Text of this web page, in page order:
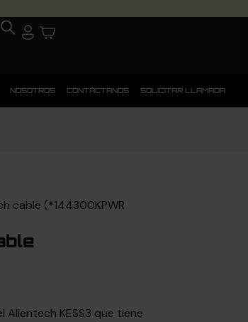
NOSOTROS CONTÁCTANOS SOLICITAR LLAMADA
cable (*144300KPWR
Alientech KESS3 que tiene